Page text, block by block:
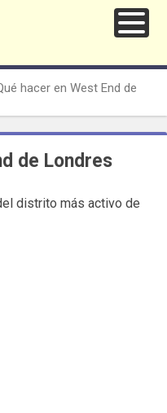
hacer en West End de
de Londres
distrito más activo de